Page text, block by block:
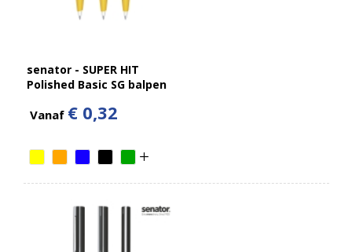
senator - SUPER HIT
Polished Basic SG balpen
Vanaf € 0,32